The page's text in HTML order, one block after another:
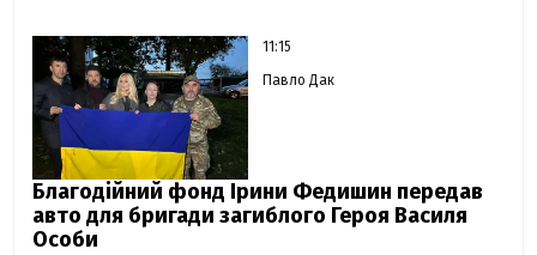
11:15
Павло Дак
Благодійний фонд Ірини Федишин передав
авто для бригади загиблого Героя Василя
Особи